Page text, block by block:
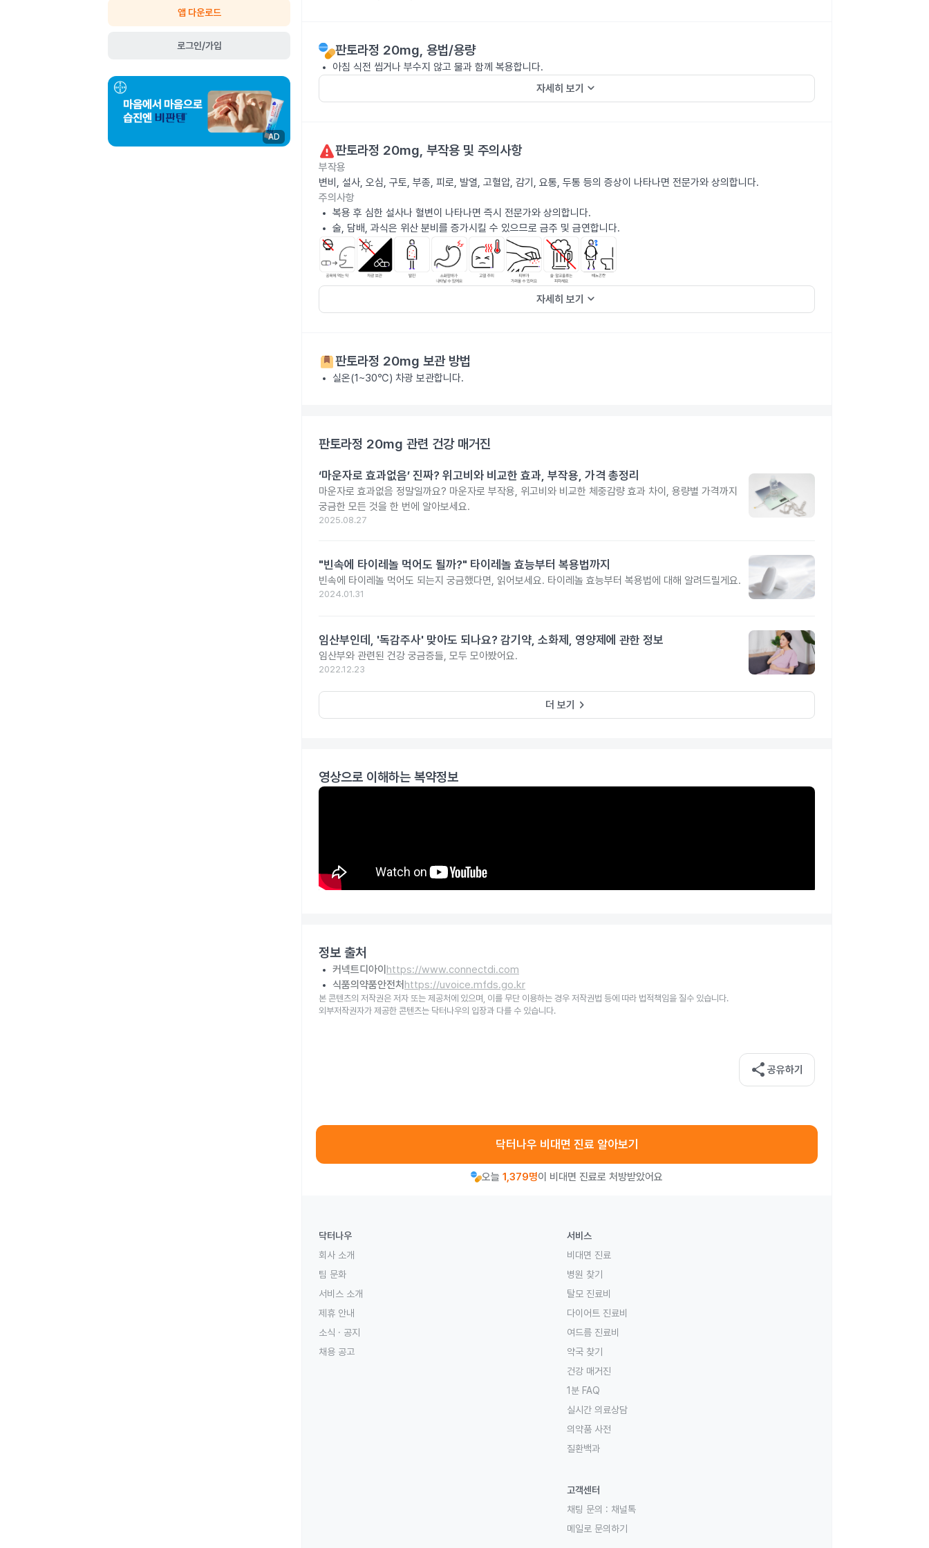
앱 다운로드
로그인/가입
AD
판토라정 20mg, 용법/용량
아침 식전 씹거나 부수지 않고 물과 함께 복용합니다.
자세히 보기 keyboard_arrow_down
판토라정 20mg, 부작용 및 주의사항
부작용
변비, 설사, 오심, 구토, 부종, 피로, 발열, 고혈압, 감기, 요통, 두통 등의 증상이 나타나면 전문가와 상의합니다.
주의사항
복용 후 심한 설사나 혈변이 나타나면 즉시 전문가와 상의합니다.
술, 담배, 과식은 위산 분비를 증가시킬 수 있으므로 금주 및 금연합니다.
자세히 보기 keyboard_arrow_down
판토라정 20mg 보관 방법
실온(1~30℃) 차광 보관합니다.
판토라정 20mg 관련 건강 매거진
‘마운자로 효과없음’ 진짜? 위고비와 비교한 효과, 부작용, 가격 총정리
마운자로 효과없음 정말일까요? 마운자로 부작용, 위고비와 비교한 체중감량 효과 차이, 용량별 가격까지
궁금한 모든 것을 한 번에 알아보세요.
2025.08.27
"빈속에 타이레놀 먹어도 될까?" 타이레놀 효능부터 복용법까지
빈속에 타이레놀 먹어도 되는지 궁금했다면, 읽어보세요. 타이레놀 효능부터 복용법에 대해 알려드릴게요.
2024.01.31
임산부인데, '독감주사' 맞아도 되나요? 감기약, 소화제, 영양제에 관한 정보
임산부와 관련된 건강 궁금증들, 모두 모아봤어요.
2022.12.23
더 보기 keyboard_arrow_right
영상으로 이해하는 복약정보
정보 출처
커넥트디아이 https://www.connectdi.com
식품의약품안전처 https://uvoice.mfds.go.kr
본 콘텐츠의 저작권은 저자 또는 제공처에 있으며, 이를 무단 이용하는 경우 저작권법 등에 따라 법적책임을 질수 있습니다.
외부저작권자가 제공한 콘텐츠는 닥터나우의 입장과 다를 수 있습니다.
share 공유하기
닥터나우 비대면 진료 알아보기
오늘 1,379명이 비대면 진료로 처방받았어요
닥터나우
회사 소개
팀 문화
서비스 소개
제휴 안내
소식 · 공지
채용 공고
서비스
비대면 진료
병원 찾기
탈모 진료비
다이어트 진료비
여드름 진료비
약국 찾기
건강 매거진
1분 FAQ
실시간 의료상담
의약품 사전
질환백과
고객센터
채팅 문의 : 채널톡
메일로 문의하기